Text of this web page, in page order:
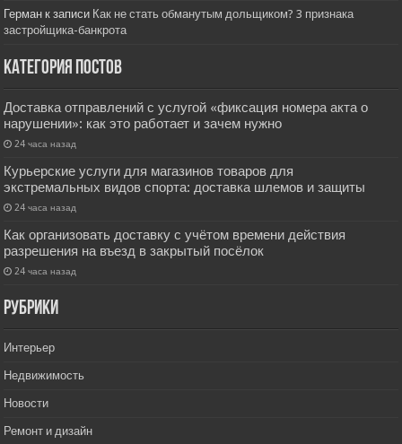
Герман к записи Как не стать обманутым дольщиком? 3 признака
застройщика-банкрота
Категория постов
Доставка отправлений с услугой «фиксация номера акта о
нарушении»: как это работает и зачем нужно
24 часа назад
Курьерские услуги для магазинов товаров для
экстремальных видов спорта: доставка шлемов и защиты
24 часа назад
Как организовать доставку с учётом времени действия
разрешения на въезд в закрытый посёлок
24 часа назад
РУбрики
Интерьер
Недвижимость
Новости
Ремонт и дизайн